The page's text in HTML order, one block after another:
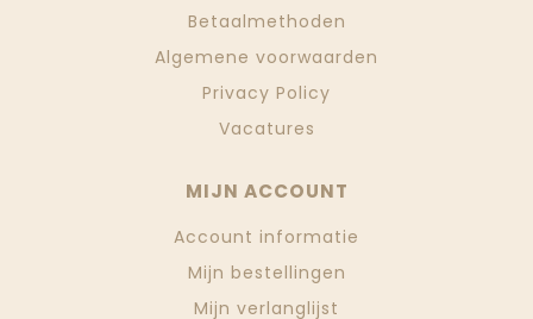
Betaalmethoden
Algemene voorwaarden
Privacy Policy
Vacatures
MIJN ACCOUNT
Account informatie
Mijn bestellingen
Mijn verlanglijst